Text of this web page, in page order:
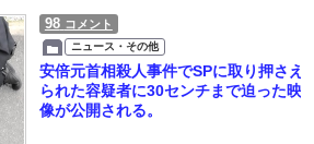
98 コメント
ニュース・その他
安倍元首相殺人事件でSPに取り押さえ
られた容疑者に30センチまで迫った映
像が公開される。